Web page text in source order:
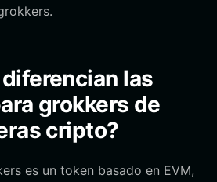
las
grokkers de
cripto?
es un token basado en EVM,